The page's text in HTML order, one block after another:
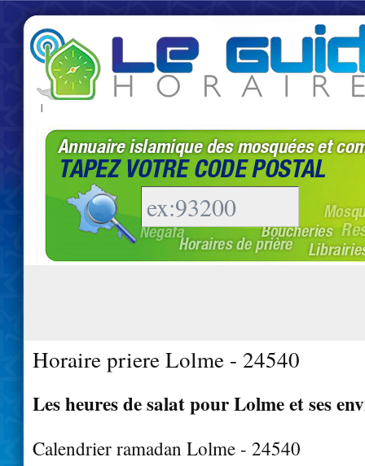
|
Horaire priere Lolme - 24540
Les heures de salat pour Lolme et ses
Calendrier ramadan Lolme - 24540